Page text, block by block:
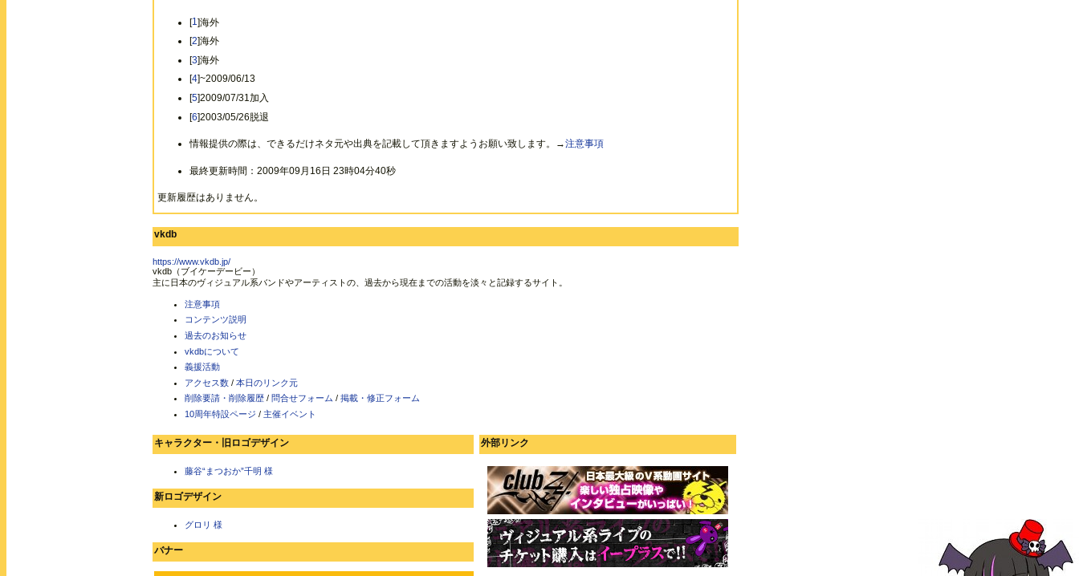
[1]海外
[2]海外
[3]海外
[4]~2009/06/13
[5]2009/07/31加入
[6]2003/05/26脱退
情報提供の際は、できるだけネタ元や出典を記載して頂きますようお願い致します。→注意事項
最終更新時間：2009年09月16日 23時04分40秒
更新履歴はありません。
vkdb
https://www.vkdb.jp/
vkdb（ブイケーデービー）
主に日本のヴィジュアル系バンドやアーティストの、過去から現在までの活動を淡々と記録するサイト。
注意事項
コンテンツ説明
過去のお知らせ
vkdbについて
義援活動
アクセス数 / 本日のリンク元
削除要請・削除履歴 / 問合せフォーム / 掲載・修正フォーム
10周年特設ページ / 主催イベント
キャラクター・旧ロゴデザイン
藤谷“まつおか”千明 様
新ロゴデザイン
グロリ 様
バナー
外部リンク